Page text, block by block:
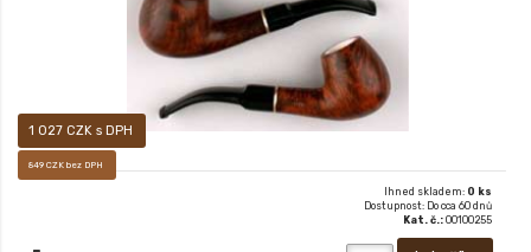
1 027 CZK s DPH
849 CZK bez DPH
Ihned skladem: 0 ks
Dostupnost: Do cca 60 dnů
Kat. č.: 00100255